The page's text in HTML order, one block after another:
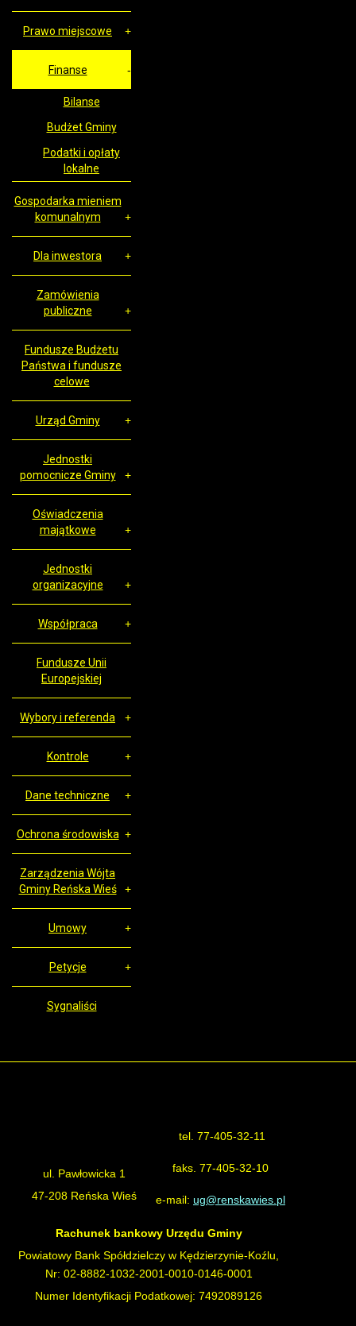
Prawo miejscowe
Finanse
Bilanse
Budżet Gminy
Podatki i opłaty
lokalne
Gospodarka mieniem
komunalnym
Dla inwestora
Zamówienia
publiczne
Fundusze Budżetu
Państwa i fundusze
celowe
Urząd Gminy
Jednostki
pomocnicze Gminy
Oświadczenia
majątkowe
Jednostki
organizacyjne
Współpraca
Fundusze Unii
Europejskiej
Wybory i referenda
Kontrole
Dane techniczne
Ochrona środowiska
Zarządzenia Wójta
Gminy Reńska Wieś
Umowy
Petycje
Sygnaliści
ul. Pawłowicka 1
47-208 Reńska Wieś
tel. 77-405-32-11
faks. 77-405-32-10
e-mail: ug@renskawies.pl
Rachunek bankowy Urzędu Gminy
Powiatowy Bank Spółdzielczy w Kędzierzynie-Koźlu,
Nr: 02-8882-1032-2001-0010-0146-0001
Numer Identyfikacji Podatkowej: 7492089126